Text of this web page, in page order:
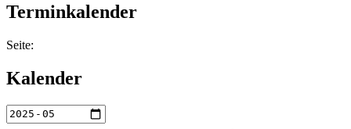
Terminkalender
Seite:
Kalender